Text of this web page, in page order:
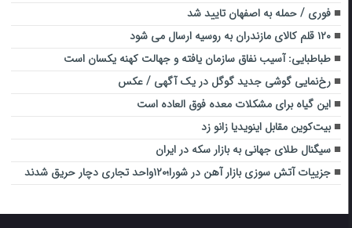
فوری / حمله به اصفهان تایید شد
۱۲۰ قلم کالای مازندران به روسیه ارسال می شود
طباطبایی: آسیب نفاق سازمان یافته و جهالت کهنه یکسان است
رخ‌نمایی گوشی جدید گوگل در یک آگهی / عکس
این گیاه برای مشکلات معده فوق العاده است
بیت‌کوین مقابل اینویدیا زانو زد
سیگنال طلای جهانی به بازار سکه در ایران
جزییات آتش سوزی بازار آهن در شورا؛۱۲۰واحد تجاری دچار حریق شدند